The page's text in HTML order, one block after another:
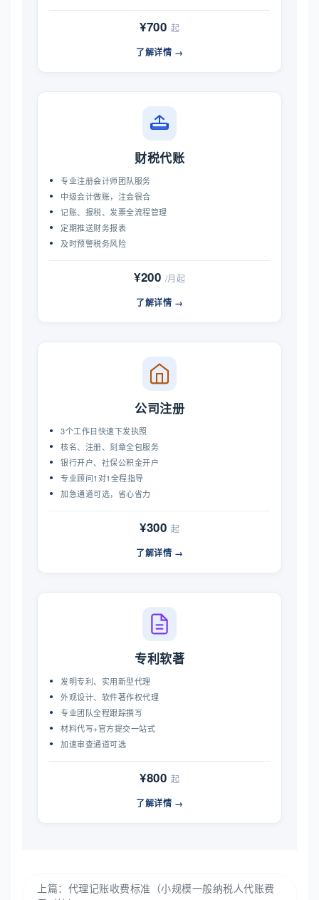
¥700 起
了解详情 →
财税代账
专业注册会计师团队服务
中级会计做账，注会很合
记账、报税、发票全流程管理
定期推送财务报表
及时预警税务风险
¥200 /月起
了解详情 →
公司注册
3个工作日快速下发执照
核名、注册、刻章全包服务
银行开户、社保公积金开户
专业顾问1对1全程指导
加急通道可选，省心省力
¥300 起
了解详情 →
专利软著
发明专利、实用新型代理
外观设计、软件著作权代理
专业团队全程跟踪撰写
材料代写+官方提交一站式
加速审查通道可选
¥800 起
了解详情 →
上篇： 代理记账收费标准（小规模一般纳税人代账费